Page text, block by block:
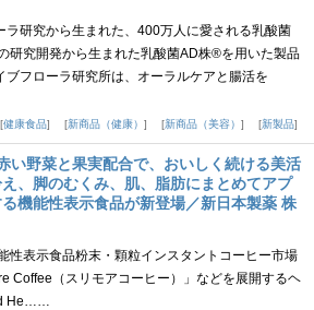
ラ研究から生まれた、400万人に愛される乳酸菌
研究開発から生まれた乳酸菌AD株®を用いた製品
フローラ研究所は、オーラルケアと腸活を
健康食品 新商品（健康） 新商品（美容） 新製品
い野菜と果実配合で、おいしく続ける美活
、脚のむくみ、肌、脂肪にまとめてアプ
る機能性表示食品が新登場／新日本製薬 株
性表示食品粉末・顆粒インスタントコーヒー市場
Coffee（スリモアコーヒー）」などを展開するヘ
He……